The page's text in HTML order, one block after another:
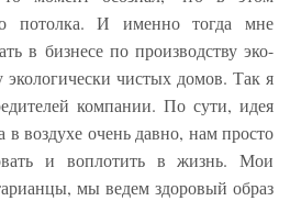
потолка. И именно тогда мне
в бизнесе по производству эко-
экологически чистых домов. Так я
компании. По сути, идея
в воздухе очень давно, нам просто
и воплотить в жизнь. Мои
мы ведем здоровый образ